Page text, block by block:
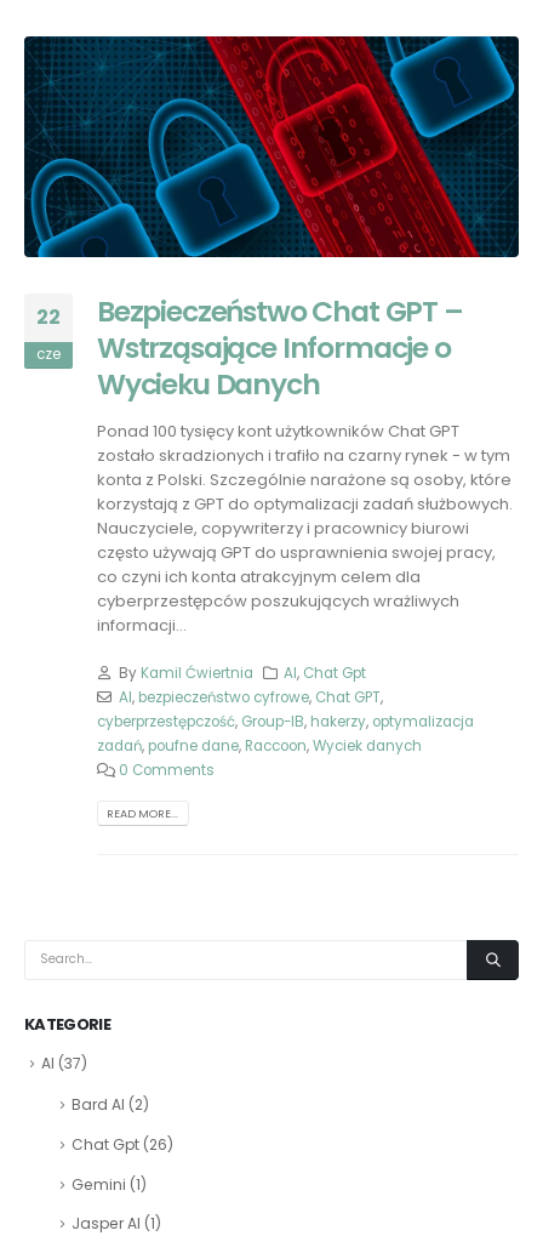
22
cze
Bezpieczeństwo Chat GPT –
Wstrząsające Informacje o
Wycieku Danych
Ponad 100 tysięcy kont użytkowników Chat GPT
zostało skradzionych i trafiło na czarny rynek - w tym
konta z Polski. Szczególnie narażone są osoby, które
korzystają z GPT do optymalizacji zadań służbowych.
Nauczyciele, copywriterzy i pracownicy biurowi
często używają GPT do usprawnienia swojej pracy,
co czyni ich konta atrakcyjnym celem dla
cyberprzestępców poszukujących wrażliwych
informacji...
By Kamil Ćwiertnia AI, Chat Gpt
AI, bezpieczeństwo cyfrowe, Chat GPT,
cyberprzestępczość, Group-IB, hakerzy, optymalizacja
zadań, poufne dane, Raccoon,Wyciek danych
0 Comments
READ MORE...
KATEGORIE
AI (37)
Bard AI (2)
Chat Gpt (26)
Gemini (1)
Jasper AI (1)